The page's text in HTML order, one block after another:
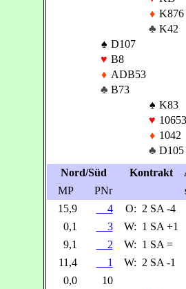
♦ K876
♣ K42
♠ D107
♥ B8
♦ ADB53
♣ B73
♠ K83
♥ 10653
♦ 1042
♣ D105
Nord/Süd
Kontrakt
MP
PNr
15,9
4 O: 2 SA -4
0,1
3 W: 1 SA +1
9,1
2 W: 1 SA =
11,4
1 W: 2 SA -1
0,0
10